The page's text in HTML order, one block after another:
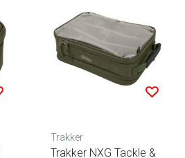
Trakker
Trakker NXG Tackle &